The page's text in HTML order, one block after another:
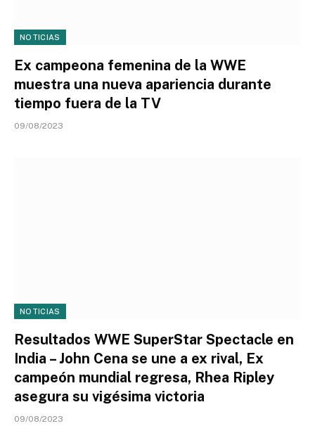
NOTICIAS
Ex campeona femenina de la WWE
muestra una nueva apariencia durante
tiempo fuera de la TV
09/08/2023
NOTICIAS
Resultados WWE SuperStar Spectacle en
India – John Cena se une a ex rival, Ex
campeón mundial regresa, Rhea Ripley
asegura su vigésima victoria
09/08/2023